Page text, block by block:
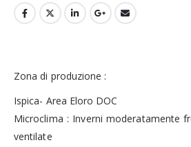
Zona di produzione :
Ispica- Area Eloro DOC
Microclima : Inverni moderatamente
ventilate